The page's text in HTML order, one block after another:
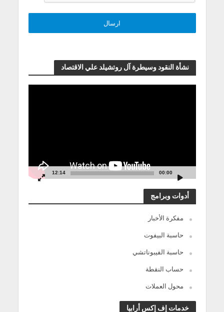
نشأة النقود وسيطرة آل روتشيلد علي الاقتصاد
00:00
12:14
أدوات وبرامج
مفكرة الأخبار
حاسبة البيفوت
حاسبة الفيبوناتشي
حساب النقطة
محول العملات
خدمات إف إكس أرابيا